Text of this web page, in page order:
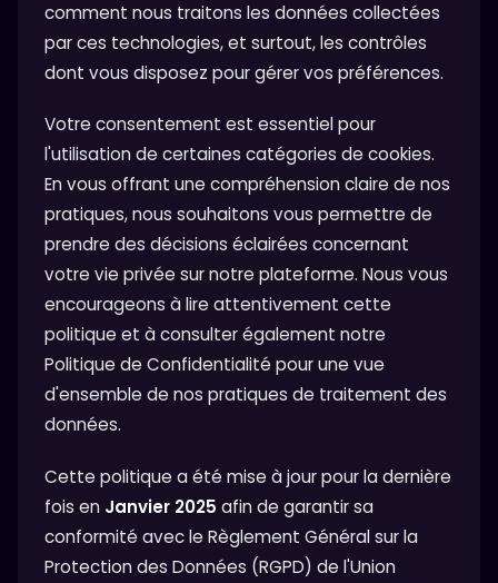
comment nous traitons les données collectées
par ces technologies, et surtout, les contrôles
dont vous disposez pour gérer vos préférences.
Votre consentement est essentiel pour
l'utilisation de certaines catégories de cookies.
En vous offrant une compréhension claire de nos
pratiques, nous souhaitons vous permettre de
prendre des décisions éclairées concernant
votre vie privée sur notre plateforme. Nous vous
encourageons à lire attentivement cette
politique et à consulter également notre
Politique de Confidentialité pour une vue
d'ensemble de nos pratiques de traitement des
données.
Cette politique a été mise à jour pour la dernière
fois en Janvier 2025 afin de garantir sa
conformité avec le Règlement Général sur la
Protection des Données (RGPD) de l'Union